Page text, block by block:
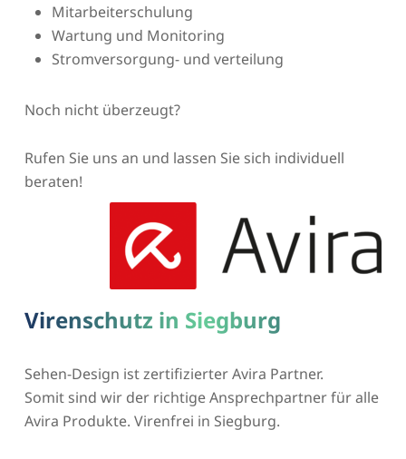
Mitarbeiterschulung
Wartung und Monitoring
Stromversorgung- und verteilung
Noch nicht überzeugt?
Rufen Sie uns an und lassen Sie sich individuell
beraten!
Virenschutz in Siegburg
Sehen-Design ist zertifizierter Avira Partner.
Somit sind wir der richtige Ansprechpartner für alle
Avira Produkte. Virenfrei in Siegburg.